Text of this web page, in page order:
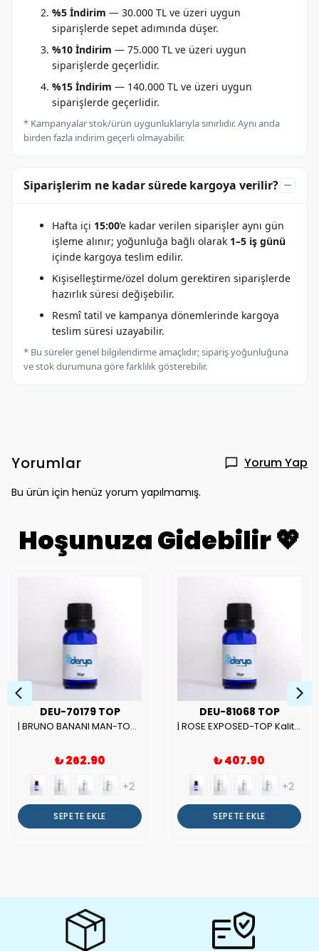
%5 İndirim — 30.000 TL ve üzeri uygun
siparişlerde sepet adımında düşer.
%10 İndirim — 75.000 TL ve üzeri uygun
siparişlerde geçerlidir.
%15 İndirim — 140.000 TL ve üzeri uygun
siparişlerde geçerlidir.
* Kampanyalar stok/ürün uygunluklarıyla sınırlıdır. Aynı anda
birden fazla indirim geçerli olmayabilir.
Siparişlerim ne kadar sürede kargoya verilir?
Hafta içi 15:00’e kadar verilen siparişler aynı gün
işleme alınır; yoğunluğa bağlı olarak 1–5 iş günü
içinde kargoya teslim edilir.
Kişiselleştirme/özel dolum gerektiren siparişlerde
hazırlık süresi değişebilir.
Resmî tatil ve kampanya dönemlerinde kargoya
teslim süresi uzayabilir.
* Bu süreler genel bilgilendirme amaçlıdır; sipariş yoğunluğuna
ve stok durumuna göre farklılık gösterebilir.
Yorumlar Yorum Yap
Bu ürün için henüz yorum yapılmamış.
Hoşunuza Gidebilir 💖
DEU-70179 TOP
| BRUNO BANANI MAN-TOP Kalite Erkek Parfüm Esansı.|
₺ 262.90
+2
SEPETE EKLE
DEU-81068 TOP
| ROSE EXPOSED-TOP Kalite Unısex Parfüm Esansı.|
₺ 407.90
+2
SEPETE EKLE